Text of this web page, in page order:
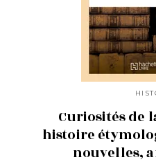
Curiosités de
histoire
nouvelles,